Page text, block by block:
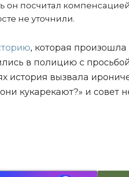
он посчитал
не уточнили.
, которая
в полицию с просьбой
история вызвала
кукарекают?» и совет